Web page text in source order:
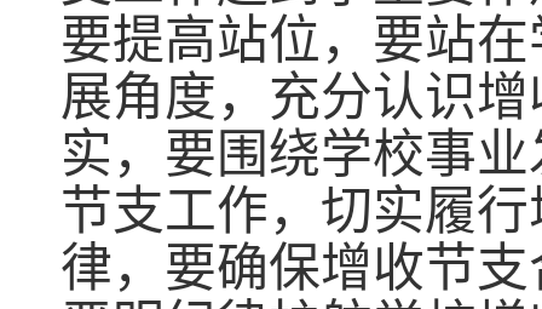
要提高站位，要站
展角度，充分认识
实，要围绕学校事
节支工作，切实履
律，要确保增收节